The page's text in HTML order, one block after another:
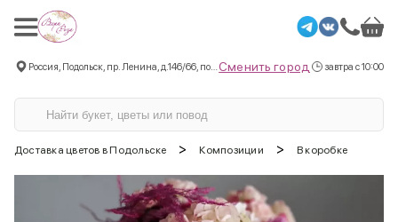
Сменить город завтра с 10:00
Доставка цветов в Подольске > Композиции > В коробке